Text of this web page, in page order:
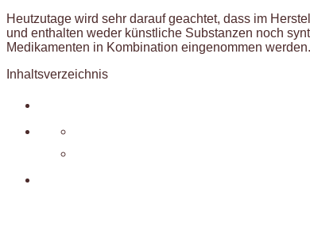
Heutzutage wird sehr darauf geachtet, dass im
und enthalten weder künstliche Substanzen noch
Medikamenten in Kombination eingenommen werden.
Inhaltsverzeichnis